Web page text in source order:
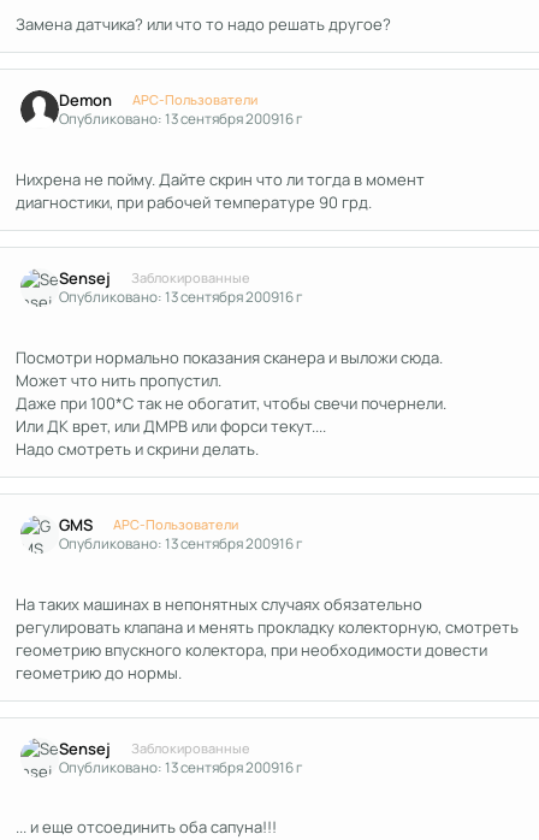
Замена датчика? или что то надо решать другое?
Demon APC-Пользователи
Опубликовано:13 сентября 200916 г
Нихрена не пойму. Дайте скрин что ли тогда в момент
диагностики, при рабочей температуре 90 грд.
Sensej Заблокированные
Опубликовано:13 сентября 200916 г
Посмотри нормально показания сканера и выложи сюда.
Может что нить пропустил.
Даже при 100*С так не обогатит, чтобы свечи почернели.
Или ДК врет, или ДМРВ или форси текут....
Надо смотреть и скрини делать.
GMS APC-Пользователи
Опубликовано:13 сентября 200916 г
На таких машинах в непонятных случаях обязательно
регулировать клапана и менять прокладку колекторную, смотреть
геометрию впускного колектора, при необходимости довести
геометрию до нормы.
Sensej Заблокированные
Опубликовано:13 сентября 200916 г
... и еще отсоединить оба сапуна!!!